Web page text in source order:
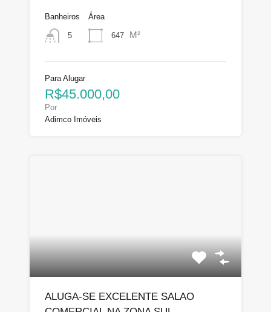
Banheiros
5
Área
647 M²
Para Alugar
R$45.000,00
Por
Adimco Imóveis
ALUGA-SE EXCELENTE SALAO